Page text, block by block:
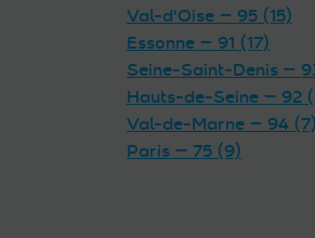
Val-d'Oise — 95 (15)
Essonne — 91 (17)
Seine-Saint-Denis —
Hauts-de-Seine — 92
Val-de-Marne — 94 (7)
Paris — 75 (9)